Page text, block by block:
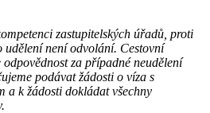
zastupitelských úřadů, proti
udělení není odvolání. Cestovní
za případné neudělení
podávat žádosti o víza s
a k žádosti dokládat všechny